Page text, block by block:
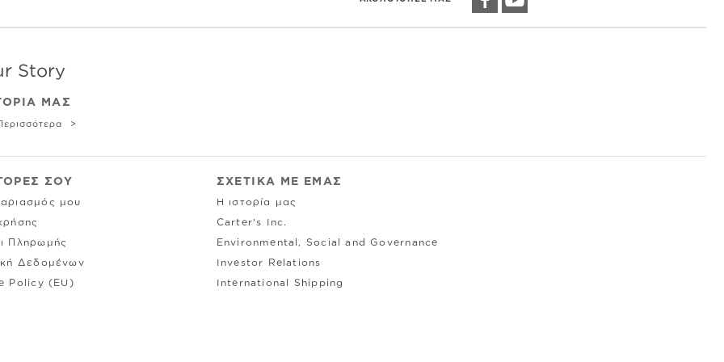
ΜΑΣ
ΣΟΥ
μου
Πληρωμής
Δεδομένων
Policy (EU)
ΣΧΕΤΙΚΑ ΜΕ ΕΜΑΣ
Η ιστορία μας
Carter's Inc.
Environmental, Social and Governance
Investor Relations
International Shipping